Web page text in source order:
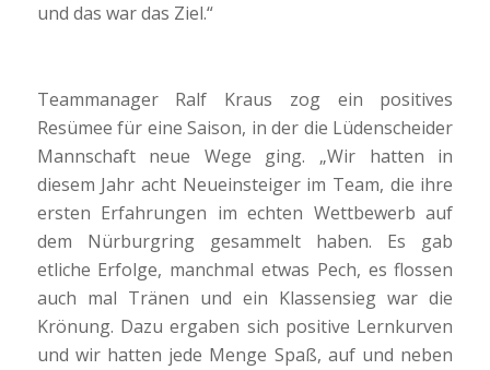
und das war das Ziel.“
Teammanager Ralf Kraus zog ein positives
Resümee für eine Saison, in der die Lüdenscheider
Mannschaft neue Wege ging. „Wir hatten in
diesem Jahr acht Neueinsteiger im Team, die ihre
ersten Erfahrungen im echten Wettbewerb auf
dem Nürburgring gesammelt haben. Es gab
etliche Erfolge, manchmal etwas Pech, es flossen
auch mal Tränen und ein Klassensieg war die
Krönung. Dazu ergaben sich positive Lernkurven
und wir hatten jede Menge Spaß, auf und neben